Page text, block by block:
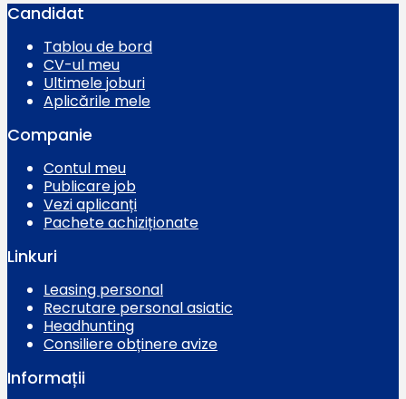
Candidat
Tablou de bord
CV-ul meu
Ultimele joburi
Aplicările mele
Companie
Contul meu
Publicare job
Vezi aplicanți
Pachete achiziționate
Linkuri
Leasing personal
Recrutare personal asiatic
Headhunting
Consiliere obținere avize
Informații